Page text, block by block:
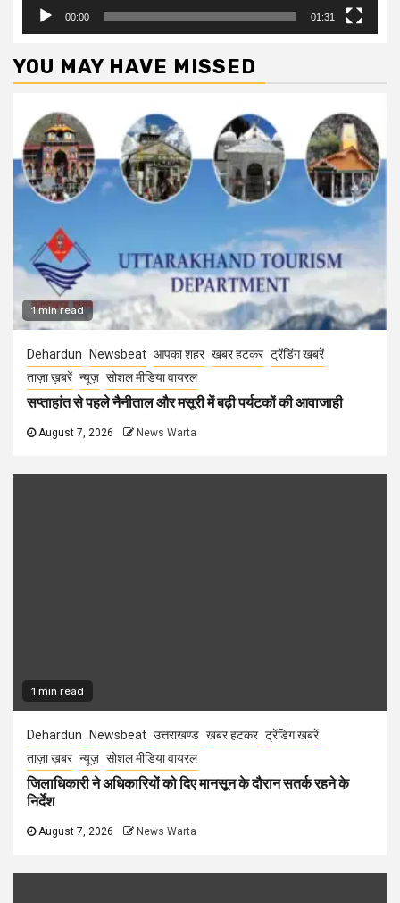
00:00 01:31
YOU MAY HAVE MISSED
1 min read
Dehardun Newsbeat आपका शहर खबर हटकर ट्रेंडिंग खबरें
ताज़ा ख़बरें न्यूज़ सोशल मीडिया वायरल
सप्ताहांत से पहले नैनीताल और मसूरी में बढ़ी पर्यटकों की आवाजाही
August 7, 2026 News Warta
1 min read
Dehardun Newsbeat उत्तराखण्ड खबर हटकर ट्रेंडिंग खबरें
ताज़ा ख़बर न्यूज़ सोशल मीडिया वायरल
जिलाधिकारी ने अधिकारियों को दिए मानसून के दौरान सतर्क रहने के
निर्देश
August 7, 2026 News Warta